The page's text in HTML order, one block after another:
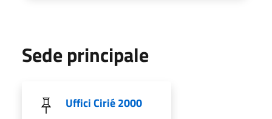
Sede principale
Uffici Cirié 2000